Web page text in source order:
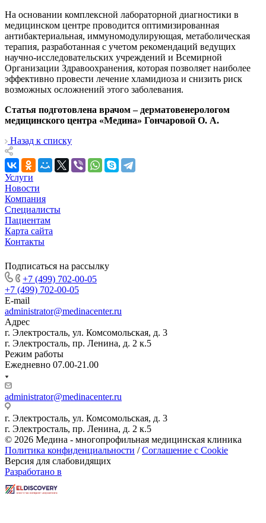
На основании комплексной лабораторной диагностики в
медицинском центре проводится оптимизированная
антибактериальная, иммуномодулирующая, метаболическая
терапия, разработанная с учетом рекомендаций ведущих
научно-исследовательских учреждений и Всемирной
Организации Здравоохранения, которая позволяет наиболее
эффективно провести лечение хламидиоза и снизить риск
возможных осложнений этого заболевания.
Статья подготовлена врачом – дерматовенерологом
медицинского центра «Медина» Гончаровой О. А.
Назад к списку
Услуги
Новости
Компания
Специалисты
Пациентам
Карта сайта
Контакты
Подписаться на рассылку
+7 (499) 702-00-05
+7 (499) 702-00-05
E-mail
administrator@medinacenter.ru
Адрес
г. Электросталь, ул. Комсомольская, д. 3
г. Электросталь, пр. Ленина, д. 2 к.5
Режим работы
Ежедневно 07.00-21.00
administrator@medinacenter.ru
г. Электросталь, ул. Комсомольская, д. 3
г. Электросталь, пр. Ленина, д. 2 к.5
© 2026 Медина - многопрофильная медицинская клиника
Политика конфиденциальности /Соглашение с Cookie
Версия для слабовидящих
Разработано в